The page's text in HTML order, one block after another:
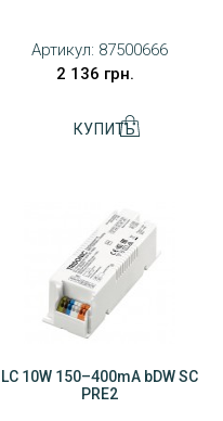
Артикул: 87500666
2 136 грн.
LC 10W 150–400mA bDW SC
PRE2